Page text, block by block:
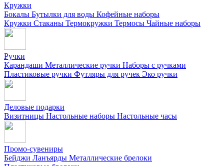
Кружки
Бокалы Бутылки для воды Кофейные наборы
Кружки Стаканы Термокружки Термосы Чайные наборы
Ручки
Карандаши Металлические ручки Наборы с ручками
Пластиковые ручки Футляры для ручек Эко ручки
Деловые подарки
Визитницы Настольные наборы Настольные часы
Промо-сувениры
Бейджи Ланъярды Металлические брелоки